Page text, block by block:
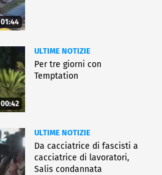
01:44
00:42
ULTIME NOTIZIE
Per tre giorni con
Temptation
ULTIME NOTIZIE
Da cacciatrice di fascisti a
cacciatrice di lavoratori,
Salis condannata